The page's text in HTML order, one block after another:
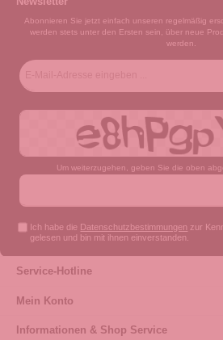
Abonnieren Sie jetzt einfach unseren regelmäßig
werden stets unter den Ersten sein, über neue
werden.
Um weiterzugehen, geben Sie die oben
Ich habe die Datenschutzbestimmungen zur
gelesen und bin mit ihnen einverstanden.
Service-Hotline
Mein Konto
Informationen & Shop Service